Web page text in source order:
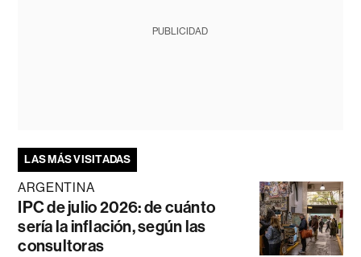
PUBLICIDAD
LAS MÁS VISITADAS
ARGENTINA
IPC de julio 2026: de cuánto
sería la inflación, según las
consultoras